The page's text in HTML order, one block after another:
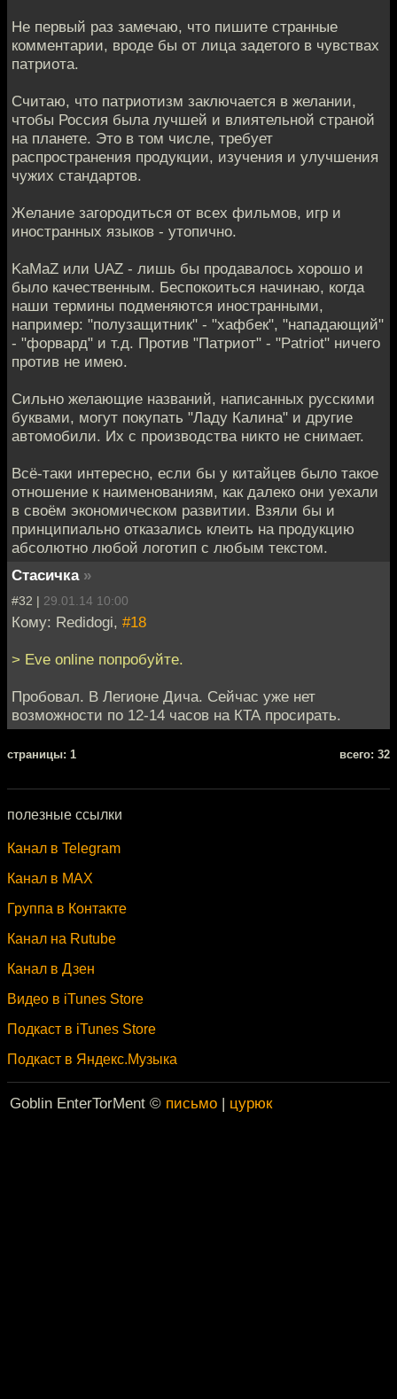
Не первый раз замечаю, что пишите странные
комментарии, вроде бы от лица задетого в чувствах
патриота.
Считаю, что патриотизм заключается в желании,
чтобы Россия была лучшей и влиятельной страной
на планете. Это в том числе, требует
распространения продукции, изучения и улучшения
чужих стандартов.
Желание загородиться от всех фильмов, игр и
иностранных языков - утопично.
KaMaZ или UAZ - лишь бы продавалось хорошо и
было качественным. Беспокоиться начинаю, когда
наши термины подменяются иностранными,
например: "полузащитник" - "хафбек", "нападающий"
- "форвард" и т.д. Против "Патриот" - "Patriot" ничего
против не имею.
Сильно желающие названий, написанных русскими
буквами, могут покупать "Ладу Калина" и другие
автомобили. Их с производства никто не снимает.
Всё-таки интересно, если бы у китайцев было такое
отношение к наименованиям, как далеко они уехали
в своём экономическом развитии. Взяли бы и
принципиально отказались клеить на продукцию
абсолютно любой логотип с любым текстом.
Стасичка »
#32 | 29.01.14 10:00
Кому: Redidogi, #18
> Eve online попробуйте.
Пробовал. В Легионе Дича. Сейчас уже нет
возможности по 12-14 часов на КТА просирать.
cтраницы: 1 всего: 32
полезные ссылки
Канал в Telegram
Канал в MAX
Группа в Контакте
Канал на Rutube
Канал в Дзен
Видео в iTunes Store
Подкаст в iTunes Store
Подкаст в Яндекс.Музыка
Goblin EnterTorMent © письмо | цурюк